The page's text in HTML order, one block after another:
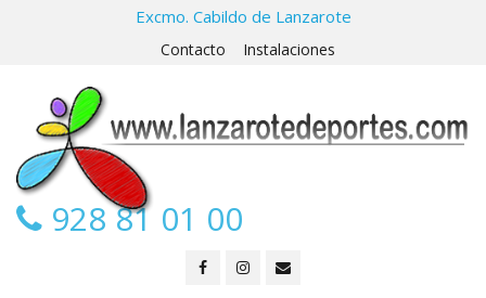
Excmo. Cabildo de Lanzarote
Contacto Instalaciones
928 81 01 00